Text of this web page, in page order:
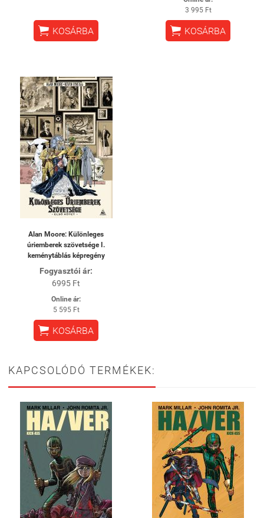
 KOSÁRBA
3 995 Ft
 KOSÁRBA
Alan Moore: Különleges
úriemberek szövetsége I.
keménytáblás képregény
Fogyasztói ár:
6995 Ft
Online ár:
5 595 Ft
 KOSÁRBA
KAPCSOLÓDÓ TERMÉKEK: